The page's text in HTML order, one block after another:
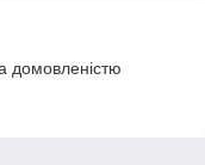
домовленістю